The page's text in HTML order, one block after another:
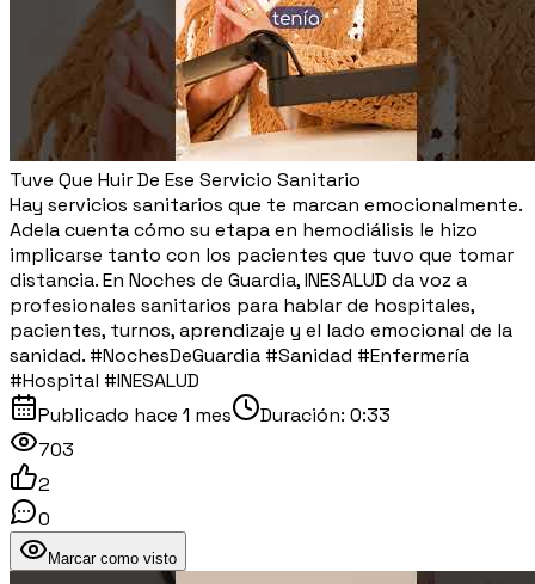
Tuve Que Huir De Ese Servicio Sanitario
Hay servicios sanitarios que te marcan emocionalmente.
Adela cuenta cómo su etapa en hemodiálisis le hizo
implicarse tanto con los pacientes que tuvo que tomar
distancia. En Noches de Guardia, INESALUD da voz a
profesionales sanitarios para hablar de hospitales,
pacientes, turnos, aprendizaje y el lado emocional de la
sanidad. #NochesDeGuardia #Sanidad #Enfermería
#Hospital #INESALUD
Publicado hace 1 mes Duración: 0:33
703
2
0
Marcar como visto